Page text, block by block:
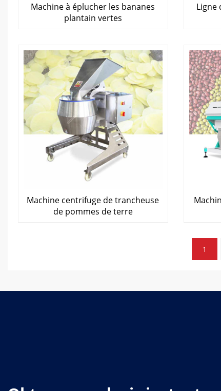
Machine à éplucher les bananes
plantain vertes
Ligne
Machine centrifuge de trancheuse
de pommes de terre
1